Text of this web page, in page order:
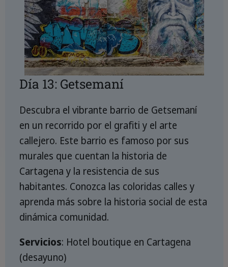
Día 13: Getsemaní
Descubra el vibrante barrio de Getsemaní
en un recorrido por el grafiti y el arte
callejero. Este barrio es famoso por sus
murales que cuentan la historia de
Cartagena y la resistencia de sus
habitantes. Conozca las coloridas calles y
aprenda más sobre la historia social de esta
dinámica comunidad.
Servicios: Hotel boutique en Cartagena
(desayuno)